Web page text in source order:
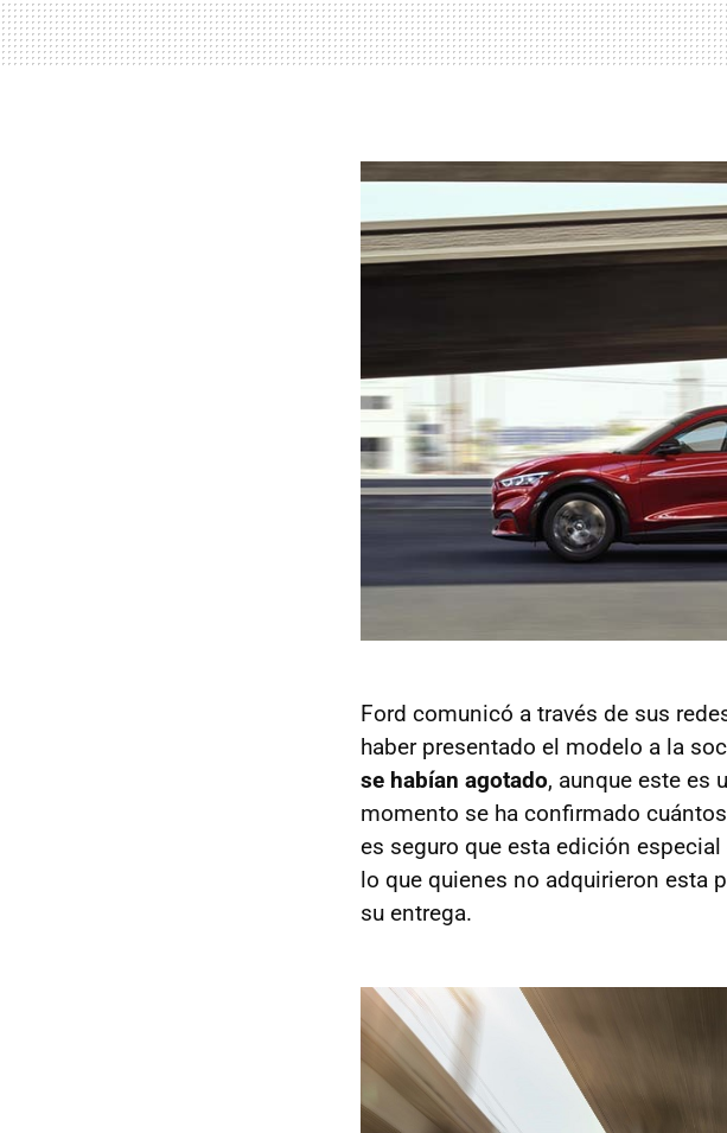
Ford comunicó a través de sus
haber presentado el modelo a la
se habían agotado, aunque este es
momento se ha confirmado
es seguro que esta edición
lo que quienes no adquirieron esta
su entrega.